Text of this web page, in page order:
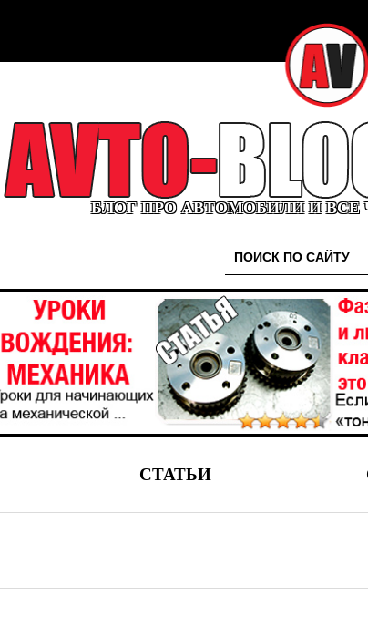
БЛОГ ПРО АВТОМОБИЛИ И ВСЕ
СТАТЬИ